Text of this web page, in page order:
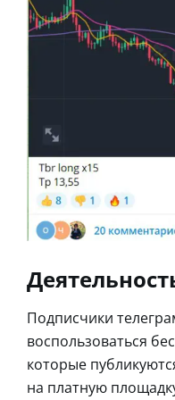
Подписчики
воспользоваться
которые
на платную